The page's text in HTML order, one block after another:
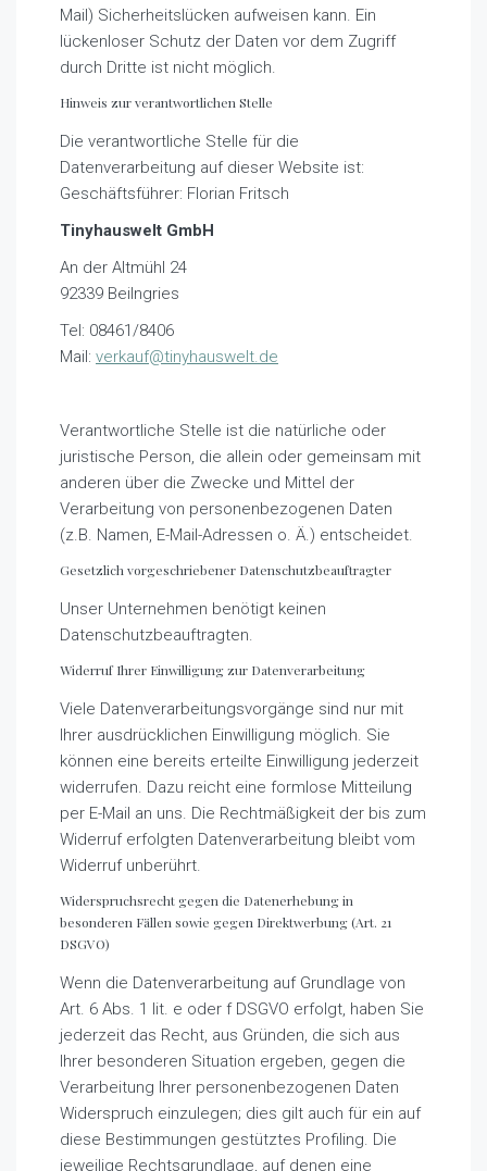
Mail) Sicherheitslücken aufweisen kann. Ein
lückenloser Schutz der Daten vor dem Zugriff
durch Dritte ist nicht möglich.
Hinweis zur verantwortlichen Stelle
Die verantwortliche Stelle für die
Datenverarbeitung auf dieser Website ist:
Geschäftsführer: Florian Fritsch
Tinyhauswelt GmbH
An der Altmühl 24
92339 Beilngries
Tel: 08461/8406
Mail: verkauf@tinyhauswelt.de
Verantwortliche Stelle ist die natürliche oder
juristische Person, die allein oder gemeinsam mit
anderen über die Zwecke und Mittel der
Verarbeitung von personenbezogenen Daten
(z.B. Namen, E-Mail-Adressen o. Ä.) entscheidet.
Gesetzlich vorgeschriebener Datenschutzbeauftragter
Unser Unternehmen benötigt keinen
Datenschutzbeauftragten.
Widerruf Ihrer Einwilligung zur Datenverarbeitung
Viele Datenverarbeitungsvorgänge sind nur mit
Ihrer ausdrücklichen Einwilligung möglich. Sie
können eine bereits erteilte Einwilligung jederzeit
widerrufen. Dazu reicht eine formlose Mitteilung
per E-Mail an uns. Die Rechtmäßigkeit der bis zum
Widerruf erfolgten Datenverarbeitung bleibt vom
Widerruf unberührt.
Widerspruchsrecht gegen die Datenerhebung in
besonderen Fällen sowie gegen Direktwerbung (Art. 21
DSGVO)
Wenn die Datenverarbeitung auf Grundlage von
Art. 6 Abs. 1 lit. e oder f DSGVO erfolgt, haben Sie
jederzeit das Recht, aus Gründen, die sich aus
Ihrer besonderen Situation ergeben, gegen die
Verarbeitung Ihrer personenbezogenen Daten
Widerspruch einzulegen; dies gilt auch für ein auf
diese Bestimmungen gestütztes Profiling. Die
jeweilige Rechtsgrundlage, auf denen eine